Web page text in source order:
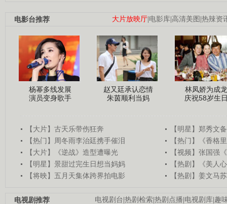
大片放映厅 电影库 高清美图 热辣资
电影台推荐
杨幂多线发展
演员变身歌手
赵又廷承认恋情
朱茵顺利当妈
林凤娇为成龙
庆祝58岁生
【大片】古天乐带伤狂奔
【明星】郑秀文
【热门】周冬雨李治廷携手催泪
【热门】《香格
【大片】《逆战》造型遭曝光
【视频】张国强
【明星】景甜过完生日想当妈妈
【热剧】《美人
【将映】五月天集体跨界拍电影
【热剧】姜文马
电视剧台 热剧检索 热剧点播 电视剧库 趣
电视剧推荐